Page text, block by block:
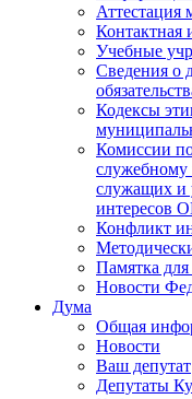
Контактная
Учебные
Сведения о
Кодексы
Комиссии
служащих и
интересов
Конфликт
Памятка
Новости
Дума
Общая
Новости
Ваш депутат
Депутаты